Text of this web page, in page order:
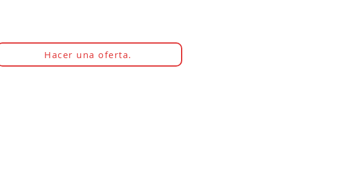
Hacer una oferta.